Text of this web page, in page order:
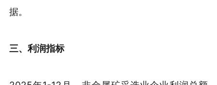
据。
三、利润指标